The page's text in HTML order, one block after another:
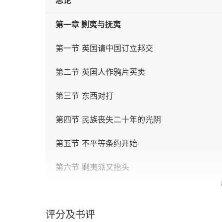
第一章 剿夷与抚夷
第一节 英国请中国订立邦交
第二节 英国人作鸦片买卖
第三节 东西对打
第四节 民族丧失二十年的光阴
第五节 不平等条约开始
第六节 剿夷派又抬头
第二章 洪秀全与曾国藩
评分及书评